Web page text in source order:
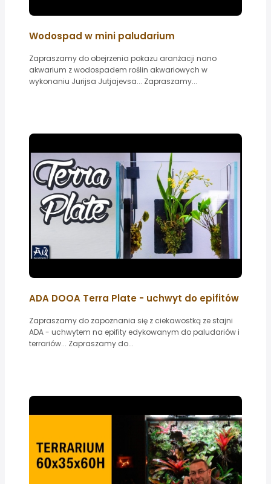
Wodospad w mini paludarium
Zapraszamy do obejrzenia pokazu aranżacji nano
akwarium z wodospadem roślin akwariowych w
wykonaniu Jurijsa Jutjajevsa... Zapraszamy...
ADA DOOA Terra Plate - uchwyt do epifitów
Zapraszamy do zapoznania się z ciekawostką ze stajni
ADA - uchwytem na epifity edykowanym do paludariów i
terrariów... Zapraszamy do...